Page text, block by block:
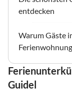
entdecken
Warum Gäste
Guidel